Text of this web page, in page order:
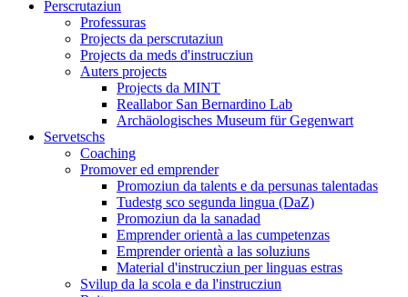
Perscrutaziun
Professuras
Projects da perscrutaziun
Projects da meds d'instrucziun
Auters projects
Projects da MINT
Reallabor San Bernardino Lab
Archäologisches Museum für Gegenwart
Servetschs
Coaching
Promover ed emprender
Promoziun da talents e da persunas talentadas
Tudestg sco segunda lingua (DaZ)
Promoziun da la sanadad
Emprender orientà a las cumpetenzas
Emprender orientà a las soluziuns
Material d'instrucziun per linguas estras
Svilup da la scola e da l'instrucziun